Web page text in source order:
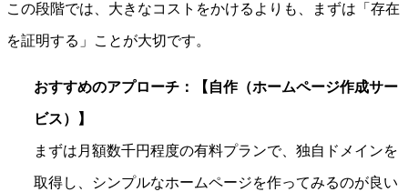
この段階では、大きなコストをかけるよりも、まずは「存在
を証明する」ことが大切です。
おすすめのアプローチ：【自作（ホームページ作成サー
ビス）】
まずは月額数千円程度の有料プランで、独自ドメインを
取得し、シンプルなホームページを作ってみるのが良い